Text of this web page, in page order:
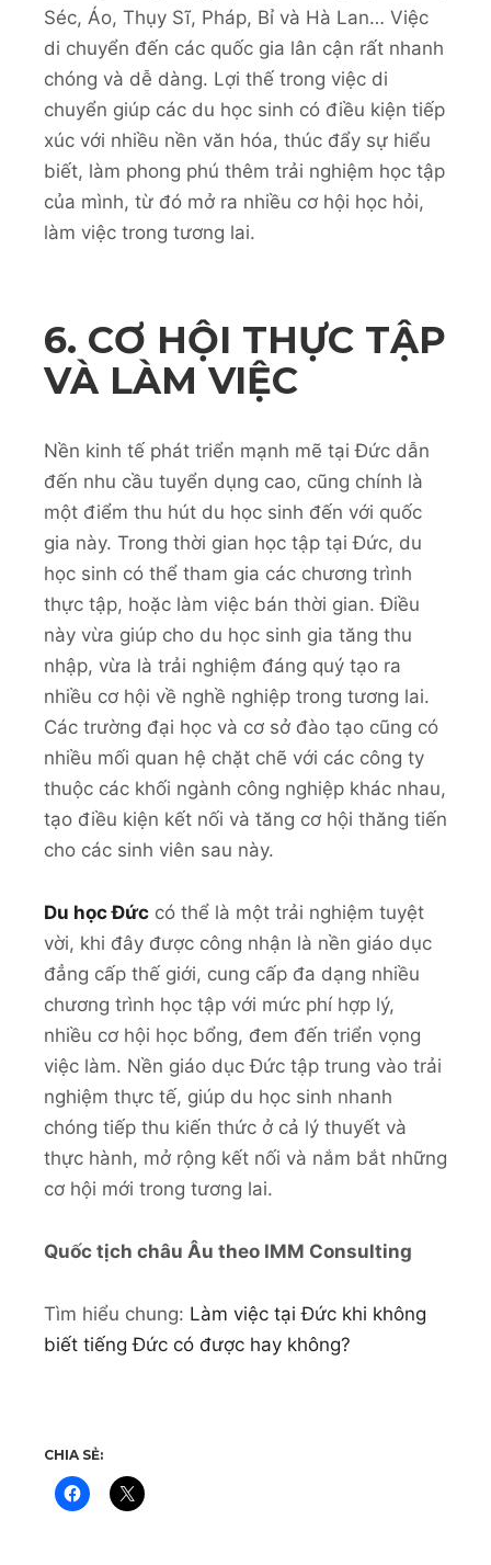
Séc, Áo, Thụy Sĩ, Pháp, Bỉ và Hà Lan… Việc
di chuyển đến các quốc gia lân cận rất nhanh
chóng và dễ dàng. Lợi thế trong việc di
chuyển giúp các du học sinh có điều kiện tiếp
xúc với nhiều nền văn hóa, thúc đẩy sự hiểu
biết, làm phong phú thêm trải nghiệm học tập
của mình, từ đó mở ra nhiều cơ hội học hỏi,
làm việc trong tương lai.
6. CƠ HỘI THỰC TẬP
VÀ LÀM VIỆC
Nền kinh tế phát triển mạnh mẽ tại Đức dẫn
đến nhu cầu tuyển dụng cao, cũng chính là
một điểm thu hút du học sinh đến với quốc
gia này. Trong thời gian học tập tại Đức, du
học sinh có thể tham gia các chương trình
thực tập, hoặc làm việc bán thời gian. Điều
này vừa giúp cho du học sinh gia tăng thu
nhập, vừa là trải nghiệm đáng quý tạo ra
nhiều cơ hội về nghề nghiệp trong tương lai.
Các trường đại học và cơ sở đào tạo cũng có
nhiều mối quan hệ chặt chẽ với các công ty
thuộc các khối ngành công nghiệp khác nhau,
tạo điều kiện kết nối và tăng cơ hội thăng tiến
cho các sinh viên sau này.
Du học Đức có thể là một trải nghiệm tuyệt
vời, khi đây được công nhận là nền giáo dục
đẳng cấp thế giới, cung cấp đa dạng nhiều
chương trình học tập với mức phí hợp lý,
nhiều cơ hội học bổng, đem đến triển vọng
việc làm. Nền giáo dục Đức tập trung vào trải
nghiệm thực tế, giúp du học sinh nhanh
chóng tiếp thu kiến thức ở cả lý thuyết và
thực hành, mở rộng kết nối và nắm bắt những
cơ hội mới trong tương lai.
Quốc tịch châu Âu theo IMM Consulting
Tìm hiểu chung: Làm việc tại Đức khi không
biết tiếng Đức có được hay không?
CHIA SẺ: